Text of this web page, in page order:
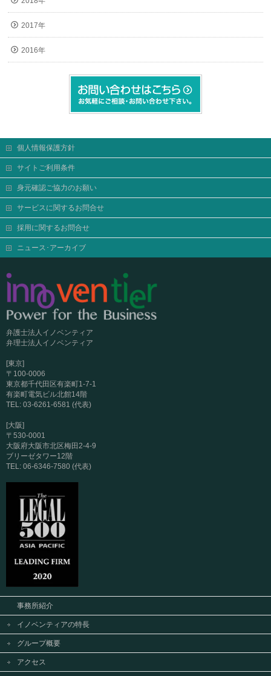
2017年
2016年
個人情報保護方針
サイトご利用条件
身元確認ご協力のお願い
サービスに関するお問合せ
採用に関するお問合せ
ニュース･アーカイブ
弁護士法人イノベンティア
弁理士法人イノベンティア
[東京]
〒100-0006
東京都千代田区有楽町1-7-1
有楽町電気ビル北館14階
TEL: 03-6261-6581 (代表)
[大阪]
〒530-0001
大阪府大阪市北区梅田2-4-9
ブリーゼタワー12階
TEL: 06-6346-7580 (代表)
事務所紹介
イノベンティアの特長
グループ概要
アクセス